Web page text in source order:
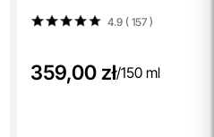
4.9 ( 157)
359,00 zł/150 ml